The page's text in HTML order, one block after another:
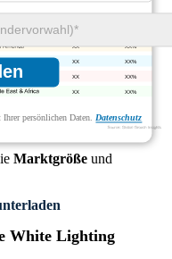
persönlichen Daten. Datenschutz
XX%
XX
XX%
XX
XX%
XX
XX%
XX
Marktgröße und
White Lighting